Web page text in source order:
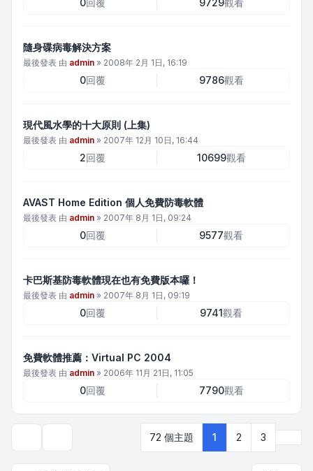
0回覆 9729觀看
隨身碟病毒解決方案
最後發表 由 admin » 2008年 2月 1日, 16:19
0回覆 9786觀看
現代風水學的十大原則 (上集)
最後發表 由 admin » 2007年 12月 10日, 16:44
2回覆 10699觀看
AVAST Home Edition 個人免費防毒軟體
最後發表 由 admin » 2007年 8月 1日, 09:24
0回覆 9577觀看
卡巴斯基防毒軟體現在也有免費版本囉！
最後發表 由 admin » 2007年 8月 1日, 09:19
0回覆 9741觀看
免費軟體推薦：Virtual PC 2004
最後發表 由 admin » 2006年 11月 21日, 11:05
0回覆 7790觀看
72 個主題 1 2 3